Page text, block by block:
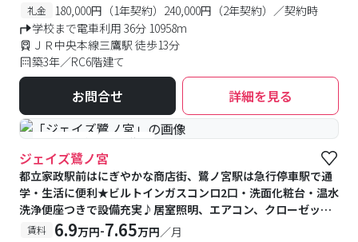
礼金
180,000円（1年契約）240,000円（2年契約）／契約時
学校まで電車利用 36分 10958m
ＪＲ中央本線三鷹駅 徒歩13分
築3年／RC6階建て
お問合せ 詳細を見る
#予約受付中 #空室待ち
ジェイズ鷺ノ宮
都立家政駅前はにぎやかな商店街、鷺ノ宮駅は急行停車駅で通
学・生活に便利★ビルトインガスコンロ2口・洗面化粧台・温水
洗浄便座つきで設備充実♪居室照明、エアコン、クローゼット
が備え付け♪エントランスに宅配BOX完備♪
賃料 6.9万円-7.65万円／月